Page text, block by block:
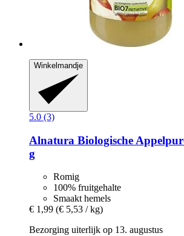
Winkelmandje
5.0 (3)
Alnatura Biologische
g
Romig
100% fruitgehalte
Smaakt hemels
€ 1,99 (€ 5,53 / kg)
Bezorging uiterlijk op 13. augustus